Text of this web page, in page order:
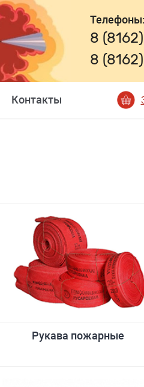
Телефоны:
8 (8162)
8 (8162)
Контакты
Рукава пожарные